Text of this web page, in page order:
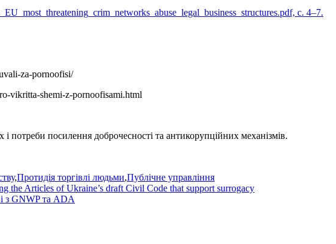
с. 4–7.
za-pornoofisi/
vikritta-shemi-z-pornoofisami.html
потреби посилення доброчесності та антикорупційних механізмів.
,Протидія торгівлі людьми,Публічне управління
the Articles of Ukraine’s draft Civil Code that support surrogacy
з GNWP та ADA